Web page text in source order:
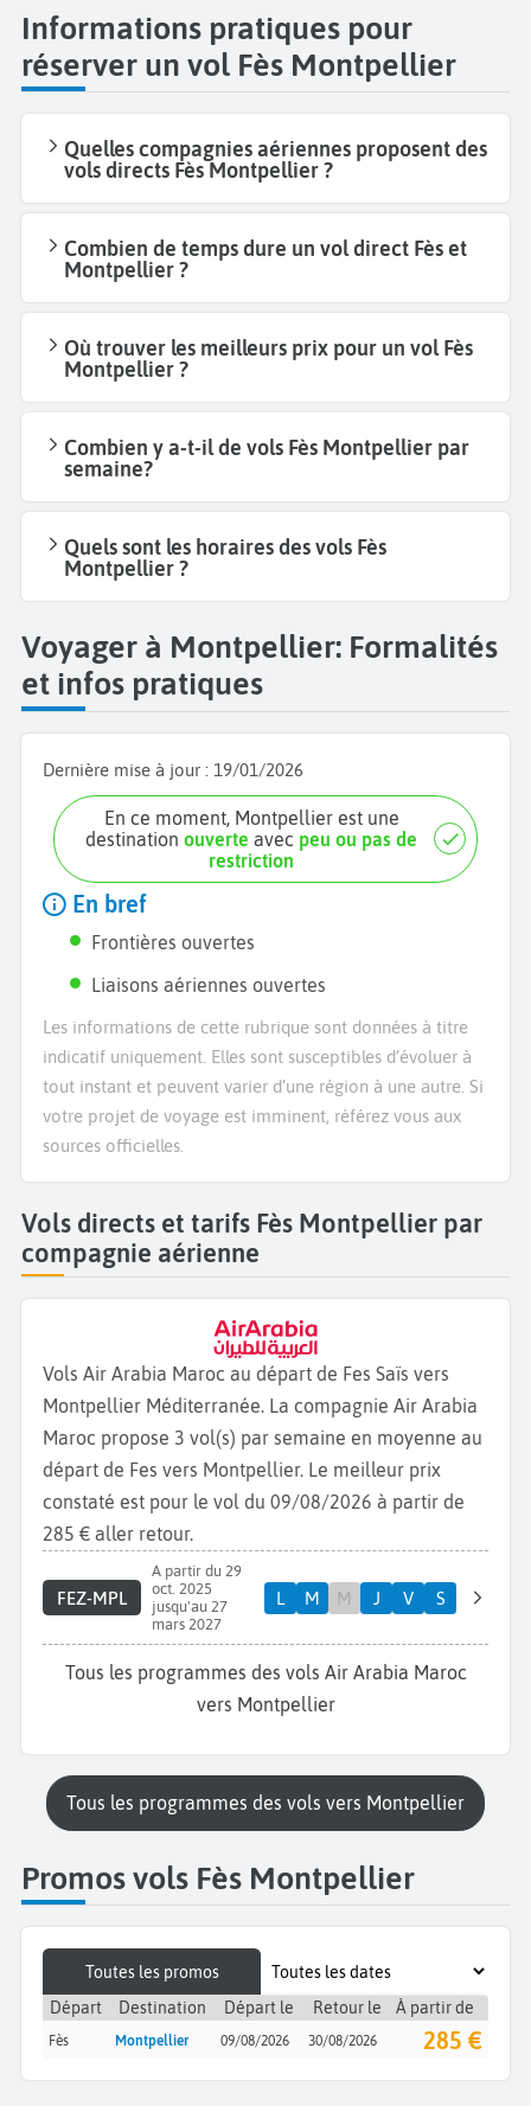
Informations pratiques pour
réserver un vol Fès Montpellier
Quelles compagnies aériennes proposent des
vols directs Fès Montpellier ?
Combien de temps dure un vol direct Fès et
Montpellier ?
Où trouver les meilleurs prix pour un vol Fès
Montpellier ?
Combien y a-t-il de vols Fès Montpellier par
semaine?
Quels sont les horaires des vols Fès
Montpellier ?
Voyager à Montpellier: Formalités
et infos pratiques
Dernière mise à jour : 19/01/2026
En ce moment, Montpellier est une
destinationouverte avec peu ou pas de
restriction
En bref
Frontières ouvertes
Liaisons aériennes ouvertes
Les informations de cette rubrique sont données à titre
indicatif uniquement. Elles sont susceptibles d’évoluer à
tout instant et peuvent varier d’une région à une autre. Si
votre projet de voyage est imminent, référez vous aux
sources officielles.
Vols directs et tarifs Fès Montpellier par
compagnie aérienne
Vols Air Arabia Maroc au départ de Fes Saïs vers
Montpellier Méditerranée. La compagnie Air Arabia
Maroc propose 3 vol(s) par semaine en moyenne au
départ de Fes vers Montpellier. Le meilleur prix
constaté est pour le vol du 09/08/2026 à partir de
285 € aller retour.
FEZ-MPL
A partir du 29
oct. 2025
jusqu'au 27
mars 2027
L M M J V S
Tous les programmes des vols Air Arabia Maroc
vers Montpellier
Tous les programmes des vols vers Montpellier
Promos vols Fès Montpellier
Toutes les promos
Départ
Destination Départ le Retour le À partir de
Fès Montpellier 09/08/2026 30/08/2026 285 €